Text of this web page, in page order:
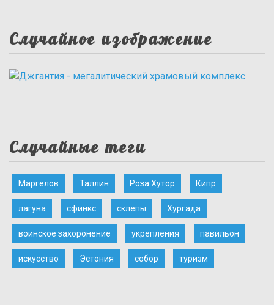
Случайное изображение
Случайные теги
Маргелов Таллин Роза Хутор Кипр
лагуна сфинкс склепы Хургада
воинское захоронение укрепления павильон
искусство Эстония собор туризм